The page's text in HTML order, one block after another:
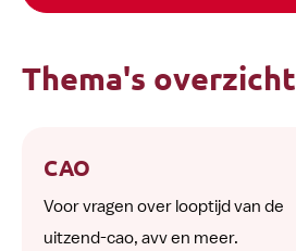
Thema's overzicht
CAO
Voor vragen over looptijd van de
uitzend-cao, avv en meer.